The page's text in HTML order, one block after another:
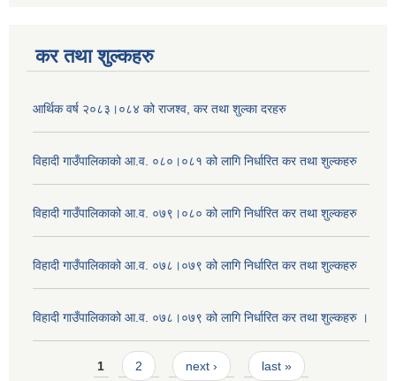
कर तथा शुल्कहरु
आर्थिक वर्ष २०८३।०८४ को राजश्व, कर तथा शुल्का दरहरु
विहादी गाउँपालिकाको आ.व. ०८०।०८१ को लागि निर्धारित कर तथा शुल्कहरु
विहादी गाउँपालिकाको आ.व. ०७९।०८० को लागि निर्धारित कर तथा शुल्कहरु
विहादी गाउँपालिकाको आ.व. ०७८।०७९ को लागि निर्धारित कर तथा शुल्कहरु
विहादी गाउँपालिकाको आ.व. ०७८।०७९ को लागि निर्धारित कर तथा शुल्कहरु ।
Pages1 2 next › last »